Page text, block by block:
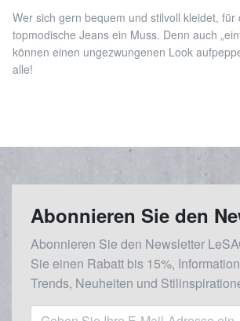
Wer sich gern bequem und stilvoll kleidet, für
topmodische Jeans ein Muss. Denn auch
können einen ungezwungenen Look
alle!
Abonnieren Sie den
Abonnieren Sie den Newsletter
Sie einen Rabatt bis 15%,
Trends, Neuheiten und